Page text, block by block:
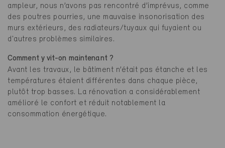
ampleur, nous n’avons pas rencontré d’imprévus, comme
des poutres pourries, une mauvaise insonorisation des
murs extérieurs, des radiateurs/tuyaux qui fuyaient ou
d'autres problèmes similaires.
Comment y vit-on maintenant ?
Avant les travaux, le bâtiment n’était pas étanche et les
températures étaient différentes dans chaque pièce,
plutôt trop basses. La rénovation a considérablement
amélioré le confort et réduit notablement la
consommation énergétique.